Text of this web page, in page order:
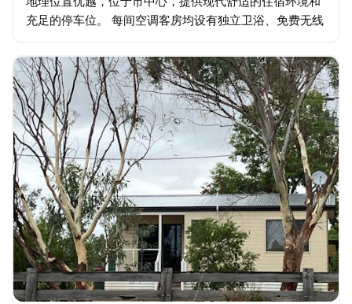
充足的停车位。 每间空调客房均设有独立卫浴、免费无线
备。 旅馆毗邻俱乐部…